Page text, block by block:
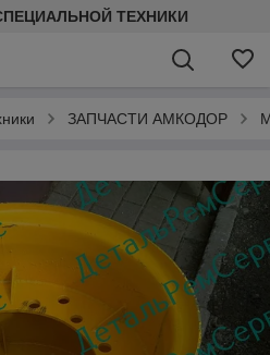
ТЕХНИКИ
ЗАПЧАСТИ АМКОДОР